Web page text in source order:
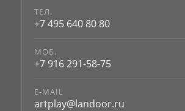
ТЕЛ.
+7 495 640 80 80
МОБ.
+7 916 291-58-75
E-MAIL
artplay@landoor.ru